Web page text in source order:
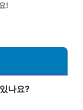
!
나요?